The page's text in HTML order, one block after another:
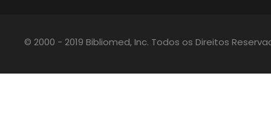
© 2000 - 2019 Bibliomed, Inc. Todos os Direitos